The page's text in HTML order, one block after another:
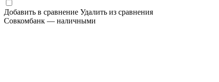
Добавить в сравнение Удалить из сравнения
Совкомбанк — наличными